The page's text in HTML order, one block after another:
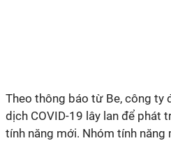
Theo thông báo từ Be, công ty
dịch COVID-19 lây lan để phát
tính năng mới. Nhóm tính